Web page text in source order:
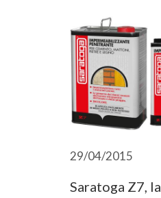
29/04/2015
Saratoga Z7, la